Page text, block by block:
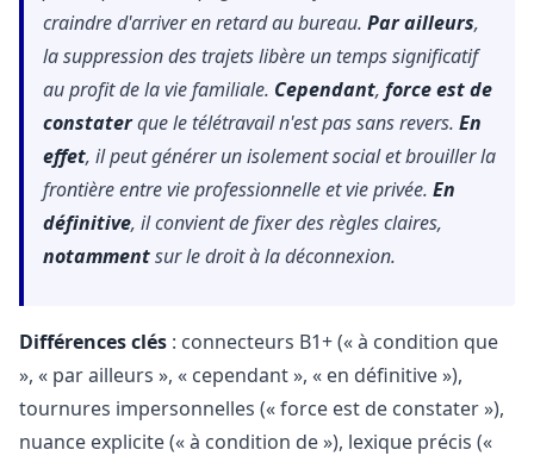
craindre d'arriver en retard au bureau. Par ailleurs,
la suppression des trajets libère un temps significatif
au profit de la vie familiale. Cependant, force est de
constaterque le télétravail n'est pas sans revers. En
effet, il peut générer un isolement social et brouiller la
frontière entre vie professionnelle et vie privée. En
définitive, il convient de fixer des règles claires,
notammentsur le droit à la déconnexion.
Différences clés : connecteurs B1+ (« à condition que
», « par ailleurs », « cependant », « en définitive »),
tournures impersonnelles (« force est de constater »),
nuance explicite (« à condition de »), lexique précis («